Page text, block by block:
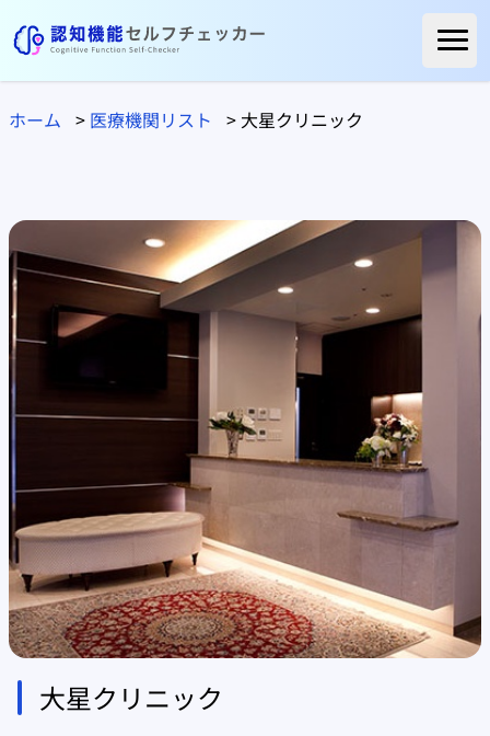
ホーム
ご利用者様の声
自治体の方へ
医療機関リスト
ホーム > 医療機関リスト > 大星クリニック
大星クリニック